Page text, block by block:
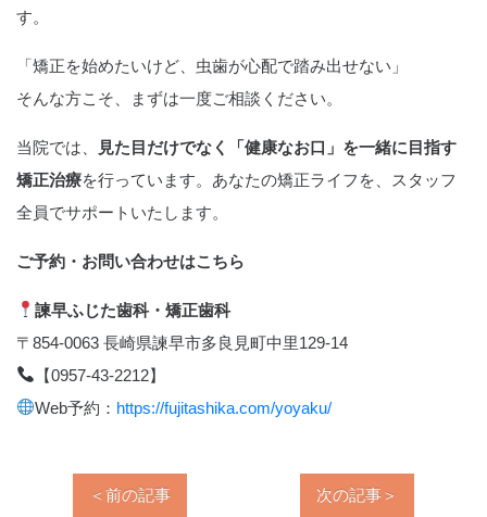
す。
「矯正を始めたいけど、虫歯が心配で踏み出せない」
そんな方こそ、まずは一度ご相談ください。
当院では、
見た目だけでなく「健康なお口」を一緒に目指す
矯正治療を行っています。あなたの矯正ライフを、スタッフ
全員でサポートいたします。
ご予約・お問い合わせはこちら
諫早ふじた歯科・矯正歯科
〒 854-0063 長崎県諫早市多良見町中里129-14
【0957-43-2212】
Web予約： https://fujitashika.com/yoyaku/
＜前の記事 次の記事＞